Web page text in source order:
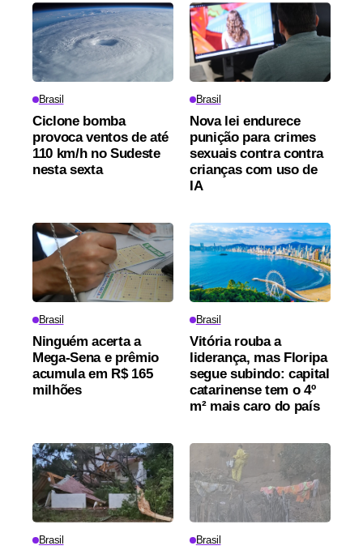
Brasil
Ciclone bomba
provoca ventos de até
110 km/h no Sudeste
nesta sexta
Brasil
Nova lei endurece
punição para crimes
sexuais contra contra
crianças com uso de
IA
Brasil
Ninguém acerta a
Mega-Sena e prêmio
acumula em R$ 165
milhões
Brasil
Vitória rouba a
liderança, mas Floripa
segue subindo: capital
catarinense tem o 4º
m² mais caro do país
Brasil Brasil